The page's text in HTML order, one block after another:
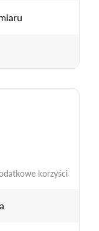
korzyści